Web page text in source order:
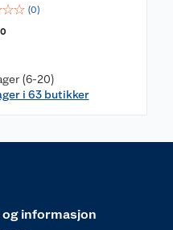
☆☆ (0)
(6-20)
i 63 butikker
informasjon